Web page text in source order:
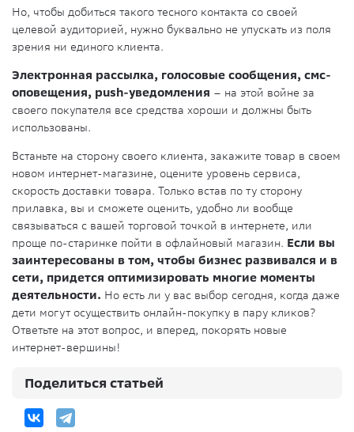
Но, чтобы добиться такого тесного контакта со своей
целевой аудиторией, нужно буквально не упускать из поля
зрения ни единого клиента.
Электронная рассылка, голосовые сообщения, смс-
оповещения, push-уведомления – на этой войне за
своего покупателя все средства хороши и должны быть
использованы.
Встаньте на сторону своего клиента, закажите товар в своем
новом интернет-магазине, оцените уровень сервиса,
скорость доставки товара. Только встав по ту сторону
прилавка, вы и сможете оценить, удобно ли вообще
связываться с вашей торговой точкой в интернете, или
проще по-старинке пойти в офлайновый магазин. Если вы
заинтересованы в том, чтобы бизнес развивался и в
сети, придется оптимизировать многие моменты
деятельности. Но есть ли у вас выбор сегодня, когда даже
дети могут осуществить онлайн-покупку в пару кликов?
Ответьте на этот вопрос, и вперед, покорять новые
интернет-вершины!
Поделиться статьей